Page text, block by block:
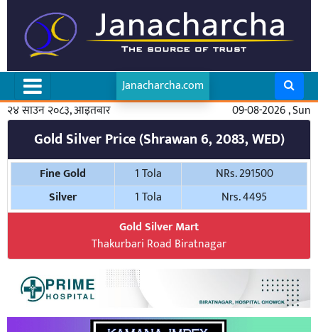
Janacharcha.com
२४ साउन २०८३, आइतबार
09-08-2026 , Sun
Gold Silver Price (Shrawan 6, 2083, WED)
Fine Gold 1 Tola
NRs. 291500
Silver
1 Tola
Nrs. 4495
Gold Silver Mart
Thakurbari Road Biratnagar